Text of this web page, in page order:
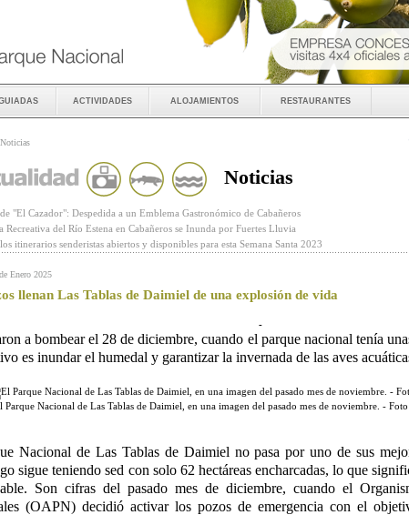
actividades alojamientos restaurantes
Noticias
Noticias
"El Cazador": Despedida a un Emblema Gastronómico de Cabañeros
Recreativa del Río Estena en Cabañeros se Inunda por Fuertes Lluvia
itinerarios senderistas abiertos y disponibles para esta Semana Santa 2023
Enero 2025
llenan Las Tablas de Daimiel de una explosión de vida
-
a bombear el 28 de diciembre, cuando el parque nacional tenía
es inundar el humedal y garantizar la invernada de las aves
Parque Nacional de Las Tablas de Daimiel, en una imagen del pasado mes de noviembre. -
Nacional de Las Tablas de Daimiel no pasa por uno de sus
sigue teniendo sed con solo 62 hectáreas encharcadas, lo que
Son cifras del pasado mes de diciembre, cuando el
(OAPN) decidió activar los pozos de emergencia con el